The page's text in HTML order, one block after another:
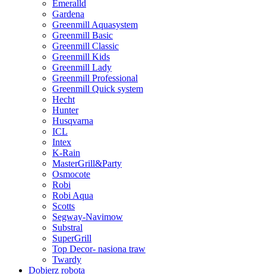
Emeralld
Gardena
Greenmill Aquasystem
Greenmill Basic
Greenmill Classic
Greenmill Kids
Greenmill Lady
Greenmill Professional
Greenmill Quick system
Hecht
Hunter
Husqvarna
ICL
Intex
K-Rain
MasterGrill&Party
Osmocote
Robi
Robi Aqua
Scotts
Segway-Navimow
Substral
SuperGrill
Top Decor- nasiona traw
Twardy
Dobierz robota